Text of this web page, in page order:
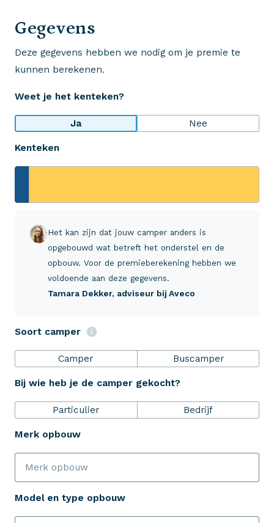
Gegevens
Deze gegevens hebben we nodig om je premie te
kunnen berekenen.
Weet je het kenteken?
Ja Nee
Kenteken
Het kan zijn dat jouw camper anders is
opgebouwd wat betreft het onderstel en de
opbouw. Voor de premieberekening hebben we
voldoende aan deze gegevens.
Tamara Dekker, adviseur bij Aveco
Soort camper
Camper Buscamper
Bij wie heb je de camper gekocht?
Particulier Bedrijf
Merk opbouw
Model en type opbouw
Wij krijgen een 8,5!
Op basis van ruim 3.000 reviews
Bekijk wat anderen over ons zeggen
+31 (0)523 - 20 80 30
Verzekeringen
ZekerheidsPakket
Over Aveco
Bereken je premie
Schade melden